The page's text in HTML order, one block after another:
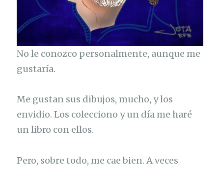
No le conozco personalmente, aunque me
gustaría.
Me gustan sus dibujos, mucho, y los
envidio. Los colecciono y un día me haré
un libro con ellos.
Pero, sobre todo, me cae bien. A veces